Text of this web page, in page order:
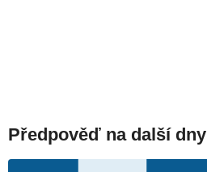
Předpověď na další dny